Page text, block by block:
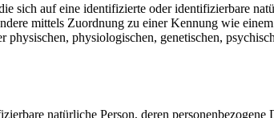
sich auf eine identifizierte oder identifizierbare
mittels Zuordnung zu einer Kennung wie
physischen, physiologischen, genetischen,
natürliche Person, deren